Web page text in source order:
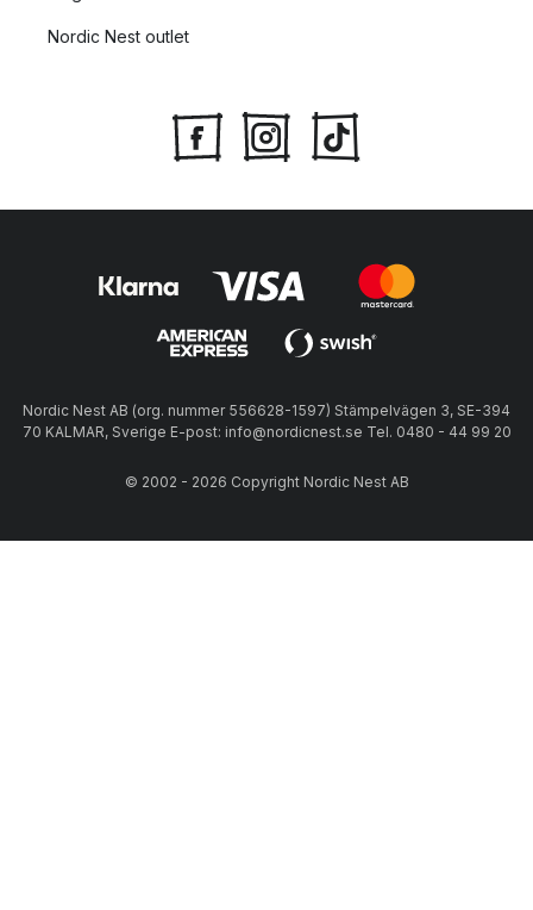
Nordic Nest outlet
Nordic Nest AB (org. nummer 556628-1597) Stämpelvägen 3, SE-394
70 KALMAR, Sverige E-post: info@nordicnest.se Tel. 0480 - 44 99 20
© 2002 - 2026 Copyright Nordic Nest AB